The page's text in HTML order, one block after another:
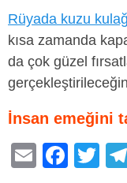
Rüyada kuzu
kısa zamanda
da çok güzel
İnsan emeğini
E
F
T